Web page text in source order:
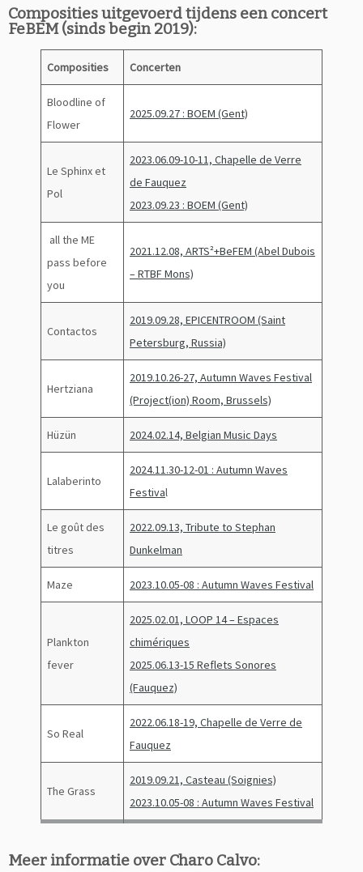
Composities uitgevoerd tijdens een concert
FeBEM (sinds begin 2019):
Composities Concerten
Bloodline of
Flower
2025.09.27 : BOEM (Gent)
Le Sphinx et
Pol
2023.06.09-10-11, Chapelle de Verre
de Fauquez
2023.09.23 : BOEM (Gent)
all the ME
pass before
you
2021.12.08, ARTS²+BeFEM (Abel Dubois
– RTBF Mons)
Contactos
2019.09.28, EPICENTROOM (Saint
Petersburg, Russia)
Hertziana
2019.10.26-27, Autumn Waves Festival
(Project(ion) Room, Brussels)
Hüzün 2024.02.14, Belgian Music Days
Lalaberinto
2024.11.30-12-01 : Autumn Waves
Festival
Le goût des
titres
2022.09.13, Tribute to Stephan
Dunkelman
Maze 2023.10.05-08 : Autumn Waves Festival
Plankton
fever
2025.02.01, LOOP 14 – Espaces
chimériques
2025.06.13-15 Reflets Sonores
(Fauquez)
So Real
2022.06.18-19, Chapelle de Verre de
Fauquez
The Grass
2019.09.21, Casteau (Soignies)
2023.10.05-08 : Autumn Waves Festival
Meer informatie over Charo Calvo: